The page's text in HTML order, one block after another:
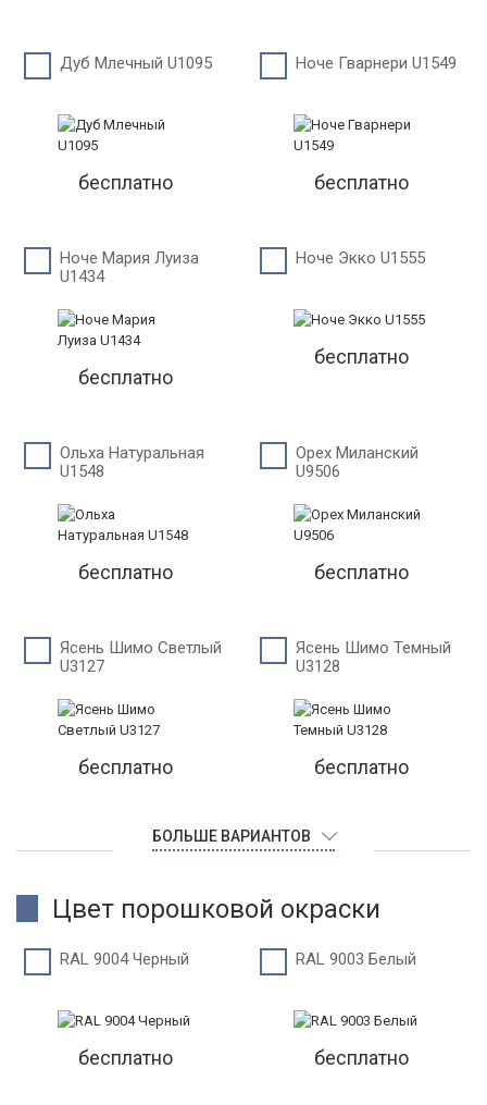
Дуб Млечный U1095
бесплатно
Ноче Гварнери U1549
бесплатно
Ноче Мария Луиза
U1434
бесплатно
Ноче Экко U1555
бесплатно
Ольха Натуральная
U1548
бесплатно
Орех Миланский
U9506
бесплатно
Ясень Шимо Светлый
U3127
бесплатно
Ясень Шимо Темный
U3128
бесплатно
БОЛЬШЕ ВАРИАНТОВ
Цвет порошковой окраски
RAL 9004 Черный
бесплатно
RAL 9003 Белый
бесплатно